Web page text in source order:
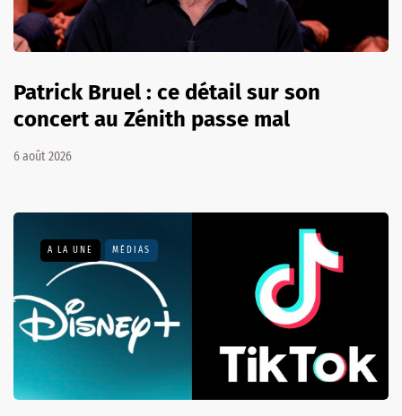
Patrick Bruel : ce détail sur son
concert au Zénith passe mal
6 août 2026
A LA UNE MÉDIAS